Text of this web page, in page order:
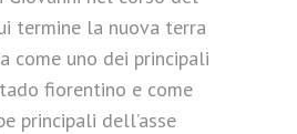
termine la nuova terra
come uno dei principali
fiorentino e come
principali dell’asse